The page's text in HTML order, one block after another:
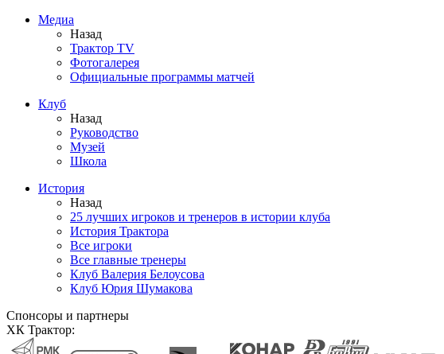
Медиа
Назад
Трактор TV
Фотогалерея
Официальные программы матчей
Клуб
Назад
Руководство
Музей
Школа
История
Назад
25 лучших игроков и тренеров в истории клуба
История Трактора
Все игроки
Все главные тренеры
Клуб Валерия Белоусова
Клуб Юрия Шумакова
Спонсоры и партнеры
ХК Трактор: